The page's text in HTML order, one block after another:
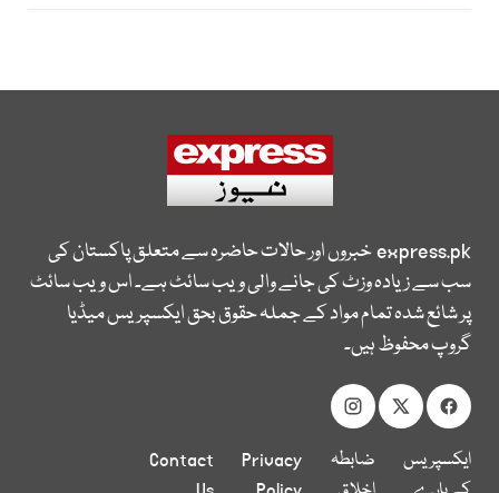
express.pkخبروں اور حالات حاضرہ سے متعلق پاکستان کی
سب سے زیادہ وزٹ کی جانے والی ویب سائٹ ہے۔ اس ویب سائٹ
پر شائع شدہ تمام مواد کے جملہ حقوق بحق ایکسپریس میڈیا
گروپ محفوظ ہیں۔
ایکسپریس
ضابطہ
Privacy
Contact